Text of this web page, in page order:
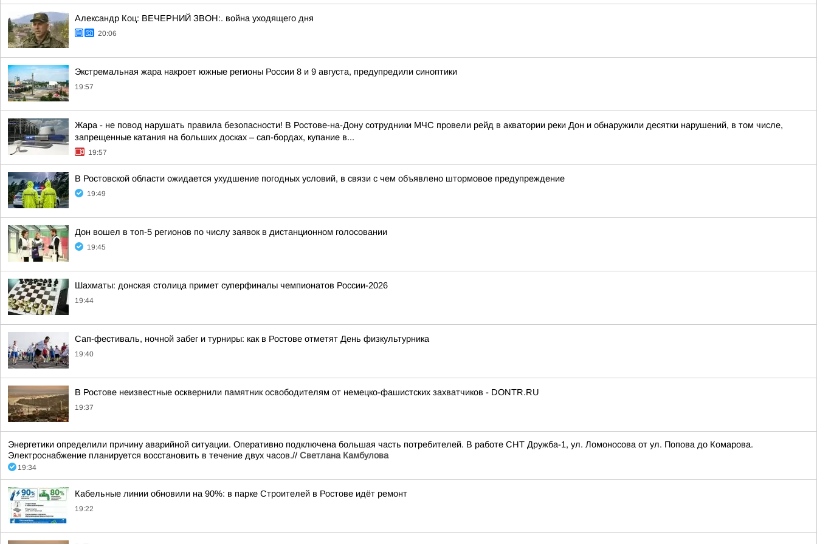
Александр Коц: ВЕЧЕРНИЙ ЗВОН:. война уходящего дня
20:06
Экстремальная жара накроет южные регионы России 8 и 9 августа, предупредили синоптики
19:57
Жара - не повод нарушать правила безопасности! В Ростове-на-Дону сотрудники МЧС провели рейд в акватории реки Дон и обнаружили десятки нарушений, в том числе,
запрещенные катания на больших досках – сап-бордах, купание в...
19:57
В Ростовской области ожидается ухудшение погодных условий, в связи с чем объявлено штормовое предупреждение
19:49
Дон вошел в топ-5 регионов по числу заявок в дистанционном голосовании
19:45
Шахматы: донская столица примет суперфиналы чемпионатов России-2026
19:44
Сап-фестиваль, ночной забег и турниры: как в Ростове отметят День физкультурника
19:40
В Ростове неизвестные осквернили памятник освободителям от немецко-фашистских захватчиков - DONTR.RU
19:37
Энергетики определили причину аварийной ситуации. Оперативно подключена большая часть потребителей. В работе СНТ Дружба-1, ул. Ломоносова от ул. Попова до Комарова.
Электроснабжение планируется восстановить в течение двух часов.// Светлана Камбулова
19:34
Кабельные линии обновили на 90%: в парке Строителей в Ростове идёт ремонт
19:22